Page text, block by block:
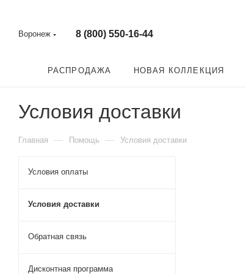
Воронеж 8 (800) 550-16-44
РАСПРОДАЖА НОВАЯ КОЛЛЕКЦИЯ
Условия доставки
Главная — Помощь — Условия доставки
Условия оплаты
Условия доставки
Обратная связь
Дисконтная программа